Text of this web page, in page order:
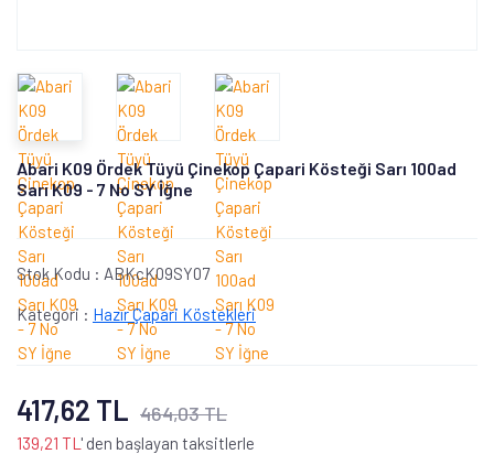
Abari K09 Ördek Tüyü Çinekop Çapari Kösteği Sarı 100ad
Sarı K09 - 7 No SY İğne
Stok Kodu : ABKcK09SY07
Kategori : Hazır Çapari Köstekleri
417,62 TL 464,03 TL
139,21 TL ' den başlayan taksitlerle